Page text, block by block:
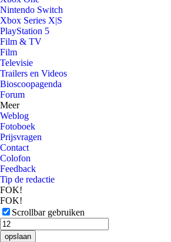
Nintendo Switch
Xbox Series X|S
PlayStation 5
Film & TV
Film
Televisie
Trailers en Videos
Bioscoopagenda
Forum
Meer
Weblog
Fotoboek
Prijsvragen
Contact
Colofon
Feedback
Tip de redactie
FOK!
FOK!
Scrollbar gebruiken
opslaan